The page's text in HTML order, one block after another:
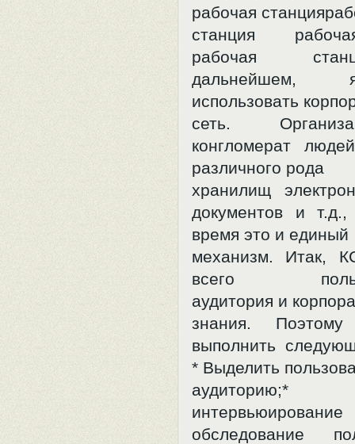
рабочая
станция
рабочая
использовать
сеть.
конгломерат
различного рода
хранилищ
документов и
время это и единый
механизм. Итак,
всего
аудитория и
знания. Поэтому
выполнить
* Выделить
аудиторию;*
обследование